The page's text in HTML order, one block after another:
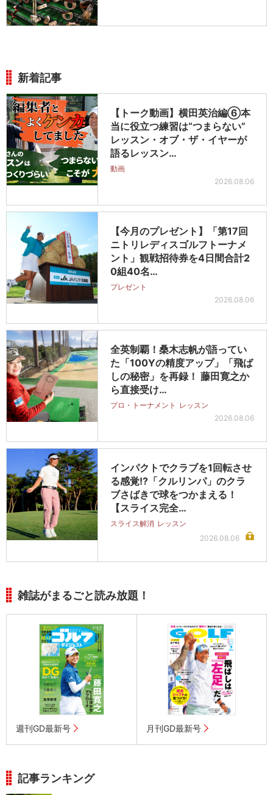
新着記事
【トーク動画】横田英治編⑥本
当に役立つ練習は“つまらない”
レッスン・オブ・ザ・イヤーが
語るレッスン…
動画
2026.08.06
【今月のプレゼント】「第17回
ニトリレディスゴルフトーナメ
ント」観戦招待券を4日間合計2
0組40名…
プレゼント
2026.08.06
全英制覇！桑木志帆が語ってい
た「100Yの精度アップ」「飛ば
しの秘密」を再録！ 藤田寛之か
ら直接受け…
プロ・トーナメント レッスン
2026.08.06
インパクトでクラブを1回転させ
る感覚!?「クルリンパ」のクラ
ブさばきで球をつかまえる！
【スライス完全…
スライス解消 レッスン
2026.08.06
雑誌がまるごと読み放題！
週刊GD最新号 月刊GD最新号
記事ランキング